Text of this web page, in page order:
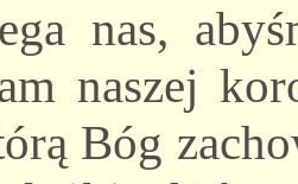
nas,
naszej
Bóg